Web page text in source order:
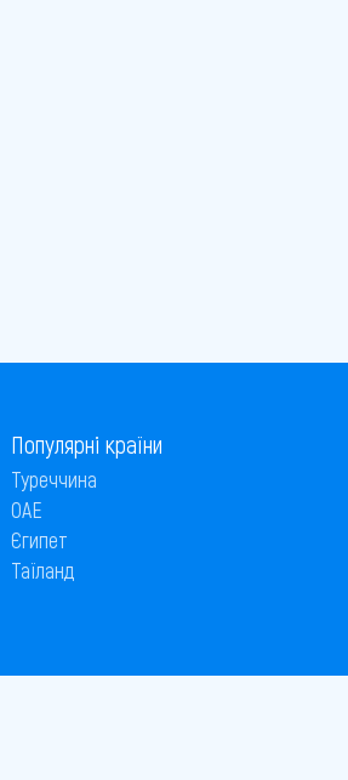
Популярні країни
Туреччина
ОАЕ
Єгипет
Таїланд